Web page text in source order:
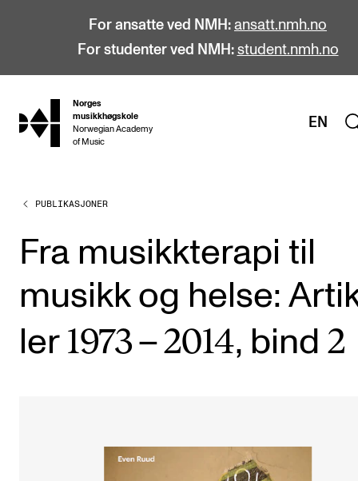
For ansatte ved NMH: ansatt.nmh.no
For studenter ved NMH: student.nmh.no
hjem
Norges
musikkhøgskole
Norwegian Academy
of Music
EN
STUDIER
Alle studier
Bachelor
Master
Årsstudium og videreutdanning
PUBLIKASJONER
Fra musikk­te­ra­pi til
musikk og helse:
ler 1973–2014, bind 2